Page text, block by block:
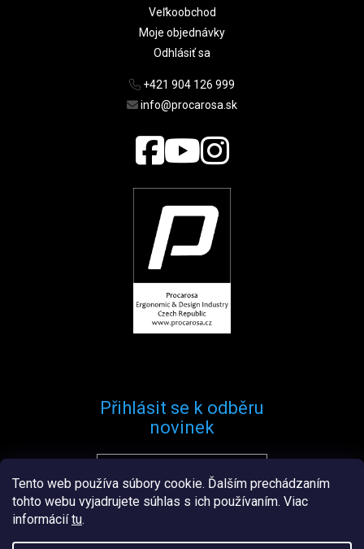
Tento web používa súbory cookie. Ďalším prechádzaním
tohto webu vyjadrujete súhlas s ich používaním. Viac
informáciítu.
Veľkoobchod
Moje objednávky
Odhlásiť sa
+421 904 126 999
info@procarosa.sk
Přihlásit se k odběru
novinek
Přihlásit se